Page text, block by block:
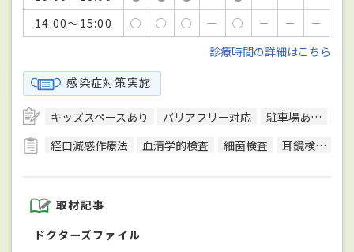
14:00～15:00
○ ○ ○ － ○ － －
－
診療時間の詳細はこちら
感染症対策実施
キッズスペースあり バリアフリー対応 駐車場あり
経口減感作療法
血清学的検査 細菌検査 耳鏡検査
取材記事
ドクターズファイル